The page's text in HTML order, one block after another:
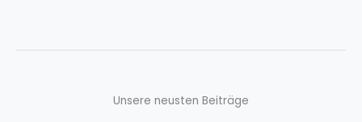
Unsere neusten Beiträge